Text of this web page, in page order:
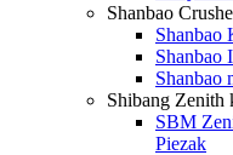
Shanbao
Shanbao
Shanbao
Shanbao
Shibang Zenith
SBM
Piezak